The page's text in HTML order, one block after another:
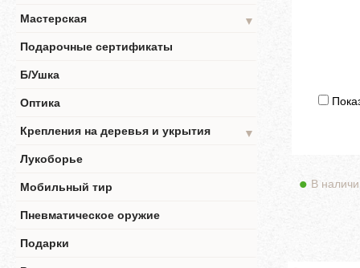
Мастерская
▼
Подарочные сертификаты
Б/Ушка
Оптика
Крепления на деревья и укрытия
▼
Лукоборье
Мобильный тир
Пневматическое оружие
Подарки
В